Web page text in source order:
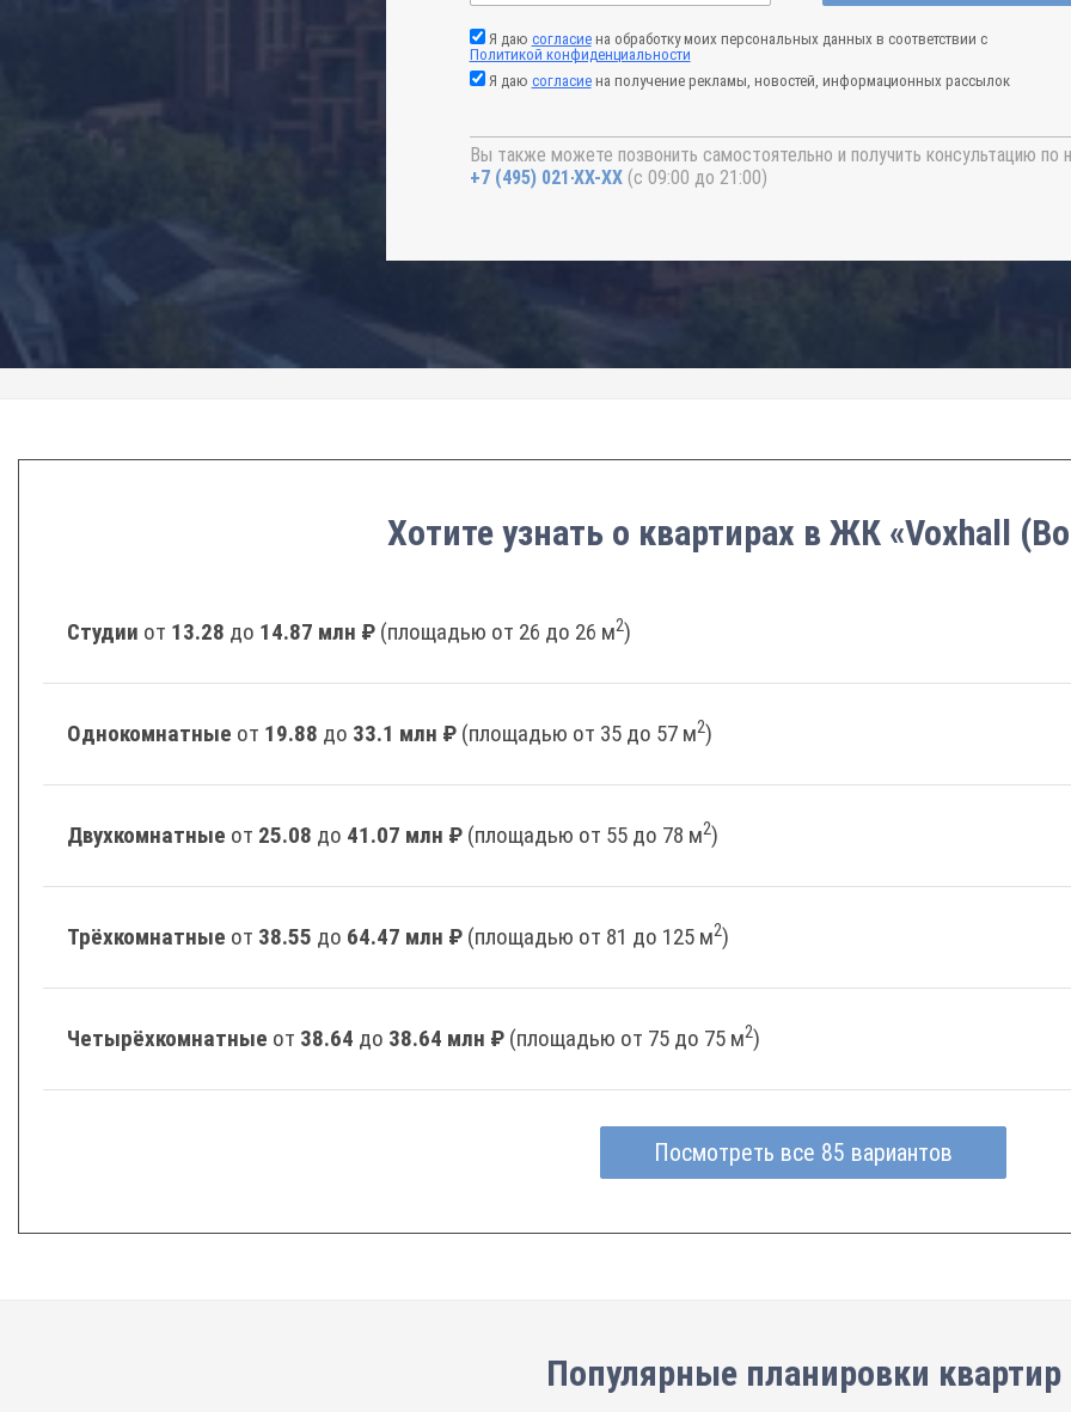
Я даю согласиена обработку моих персональных данных в соответствии с
Политикой конфиденциальности
Я даю согласиена получение рекламы, новостей, информационных рассылок
Вы также можете позвонить самостоятельно и получить консультацию по
+7 (495) 021-41-76 (с 09:00 до 21:00)
Хотите узнать о квартирах в ЖК «Voxhall
Студии от 13.28 до 14.87 млн ₽ (площадью от 26 до 26 м2)
Однокомнатные от 19.88 до 33.1 млн ₽ (площадью от 35 до 57 м2)
Двухкомнатные от 25.08 до 41.07 млн ₽ (площадью от 55 до 78 м2)
Трёхкомнатные от 38.55 до 64.47 млн ₽ (площадью от 81 до 125 м2)
Четырёхкомнатные от 38.64 до 38.64 млн ₽ (площадью от 75 до 75 м2)
Посмотреть все 85 вариантов
Популярные планировки квартир